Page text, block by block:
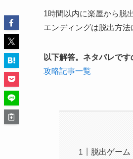
1時間以内に楽屋から脱
エンディングは脱出方
以下解答。ネタバレです
攻略記事一覧
脱出ゲー